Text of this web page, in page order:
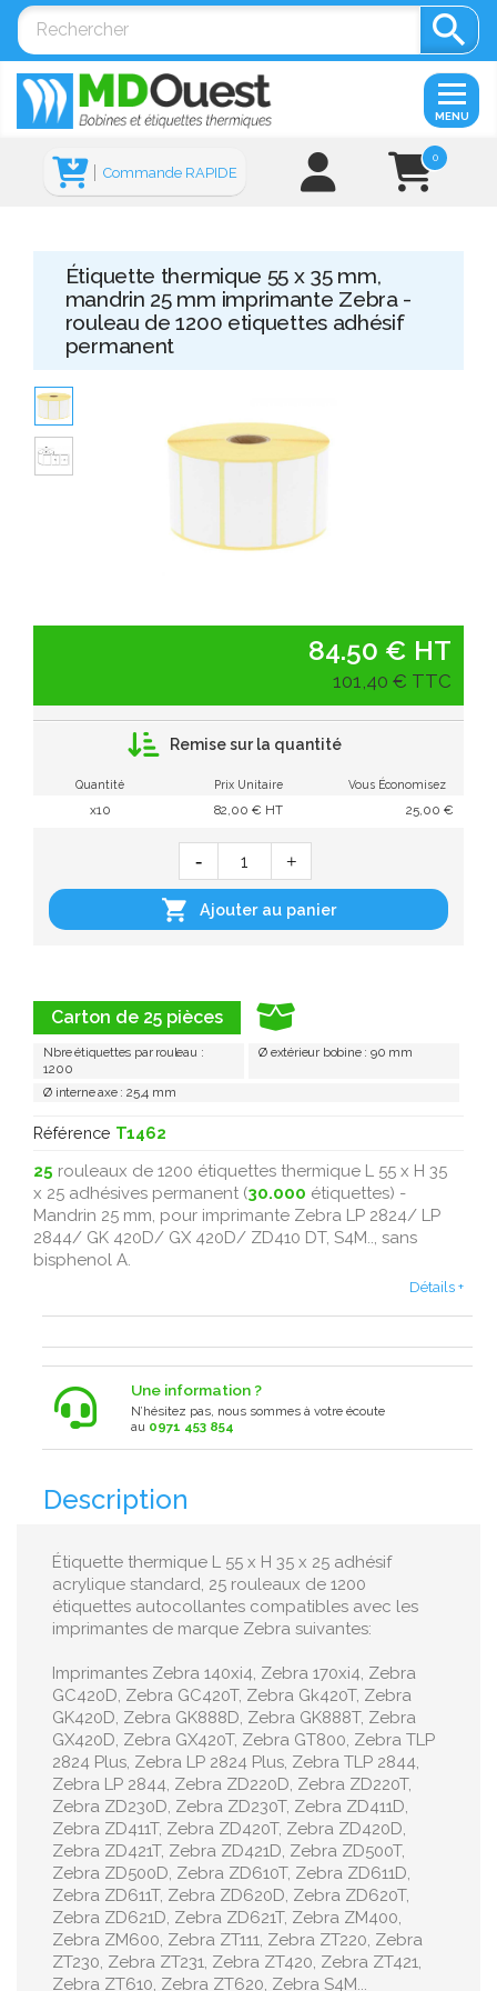

0
Commande RAPIDE
MENU
Étiquette thermique 55 x 35 mm,
mandrin 25 mm imprimante Zebra -
rouleau de 1200 etiquettes adhésif
permanent
Carton de 25 pièces
Nbre étiquettes par rouleau :
1200
Ø extérieur bobine : 90 mm
Ø interne axe : 25,4 mm
Référence T1462
25 rouleaux de 1200 étiquettes thermique L 55 x H 35
x 25 adhésives permanent (30.000 étiquettes) -
Mandrin 25 mm, pour imprimante Zebra LP 2824/ LP
2844/ GK 420D/ GX 420D/ ZD410 DT, S4M.., sans
bisphenol A.
Détails +
Une information ?
N’hésitez pas, nous sommes à votre écoute
au 0971 453 854
84.50 € HT
101,40 € TTC
Remise sur la quantité
Quantité Prix Unitaire Vous Économisez
x10 82,00 € HT 25,00 €
 Ajouter au panier
Description
Étiquette thermique L 55 x H 35 x 25 adhésif
acrylique standard, 25 rouleaux de 1200
étiquettes autocollantes compatibles avec les
imprimantes de marque Zebra suivantes:
Imprimantes Zebra 140xi4, Zebra 170xi4, Zebra
GC420D, Zebra GC420T, Zebra Gk420T, Zebra
GK420D, Zebra GK888D, Zebra GK888T, Zebra
GX420D, Zebra GX420T, Zebra GT800, Zebra TLP
2824 Plus, Zebra LP 2824 Plus, Zebra TLP 2844,
Zebra LP 2844, Zebra ZD220D, Zebra ZD220T,
Zebra ZD230D, Zebra ZD230T, Zebra ZD411D,
Zebra ZD411T, Zebra ZD420T, Zebra ZD420D,
Zebra ZD421T, Zebra ZD421D, Zebra ZD500T,
Zebra ZD500D, Zebra ZD610T, Zebra ZD611D,
Zebra ZD611T, Zebra ZD620D, Zebra ZD620T,
Zebra ZD621D, Zebra ZD621T, Zebra ZM400,
Zebra ZM600, Zebra ZT111, Zebra ZT220, Zebra
ZT230, Zebra ZT231, Zebra ZT420, Zebra ZT421,
Zebra ZT610, Zebra ZT620, Zebra S4M...